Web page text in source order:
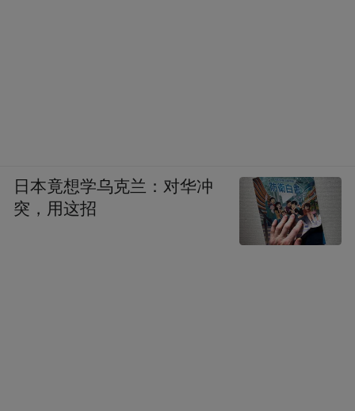
日本竟想学乌克兰：对华冲
突，用这招